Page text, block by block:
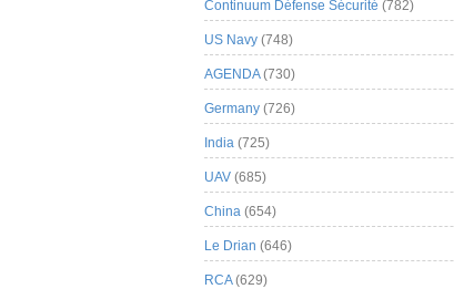
Continuum Défense Sécurité (782)
US Navy (748)
AGENDA(730)
Germany (726)
India (725)
UAV (685)
China (654)
Le Drian (646)
RCA(629)